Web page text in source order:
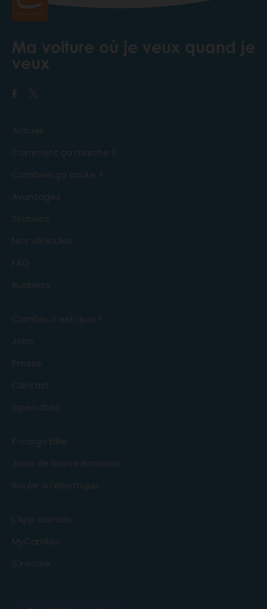
Ma voiture où je veux quand je
veux
Accueil
Comment ça marche ?
Combien ça coûte ?
Avantages
Stations
Nos véhicules
FAQ
Business
Cambio, c'est quoi ?
Jobs
Presse
Contact
Open data
E-cargo bike
Zone de basse émission
Rouler à l'électrique
L'App cambio
MyCambio
S'inscrire